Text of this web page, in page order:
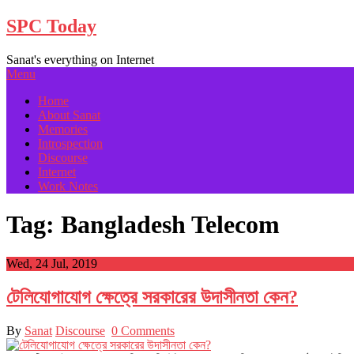
Skip
to
SPC Today
Sanat's everything on Internet
Menu
Home
About Sanat
Memories
Introspection
Discourse
Internet
Work Notes
Tag: Bangladesh Telecom
Wed, 24 Jul, 2019
টেলিযোগাযোগ ক্ষেত্রে সরকারের উদাসীনতা কেন?
By Sanat Discourse 0 Comments